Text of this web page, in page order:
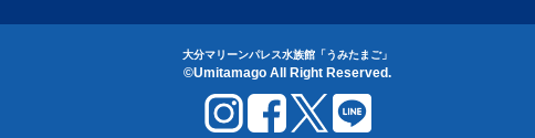
大分マリーンパレス水族館「うみたまご」
©Umitamago All Right Reserved.